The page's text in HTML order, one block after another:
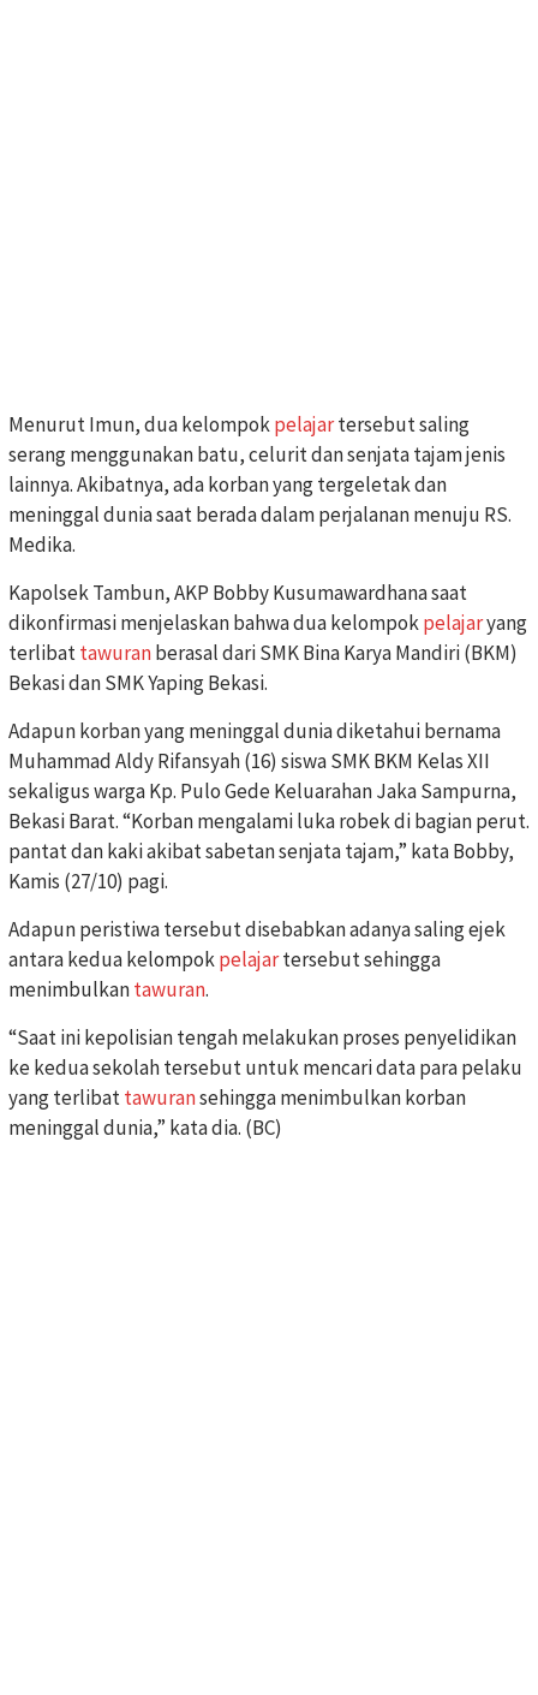
Menurut Imun, dua kelompokpelajartersebut saling
serang menggunakan batu, celurit dan senjata tajam jenis
lainnya. Akibatnya, ada korban yang tergeletak dan
meninggal dunia saat berada dalam perjalanan menuju RS.
Medika.
Kapolsek Tambun, AKP Bobby Kusumawardhana saat
dikonfirmasi menjelaskan bahwa dua kelompokpelajaryang
terlibattawuranberasal dari SMK Bina Karya Mandiri (BKM)
Bekasi dan SMK Yaping Bekasi.
Adapun korban yang meninggal dunia diketahui bernama
Muhammad Aldy Rifansyah (16) siswa SMK BKM Kelas XII
sekaligus warga Kp. Pulo Gede Keluarahan Jaka Sampurna,
Bekasi Barat. “Korban mengalami luka robek di bagian perut.
pantat dan kaki akibat sabetan senjata tajam,” kata Bobby,
Kamis (27/10) pagi.
Adapun peristiwa tersebut disebabkan adanya saling ejek
antara kedua kelompokpelajartersebut sehingga
menimbulkantawuran.
“Saat ini kepolisian tengah melakukan proses penyelidikan
ke kedua sekolah tersebut untuk mencari data para pelaku
yang terlibattawuransehingga menimbulkan korban
meninggal dunia,” kata dia. (BC)